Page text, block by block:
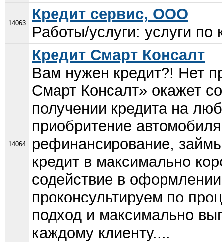
14063
Кредит сервис, ООО
Работы/услуги: услуги по
14064
Кредит Смарт Консалт
Вам нужен кредит?! Нет
Смарт Консалт» окажет
получении кредита на
приобритение
рефинансирование,
кредит в максимально
содействие в
проконсультируем по
подход и максимально
каждому клиенту....